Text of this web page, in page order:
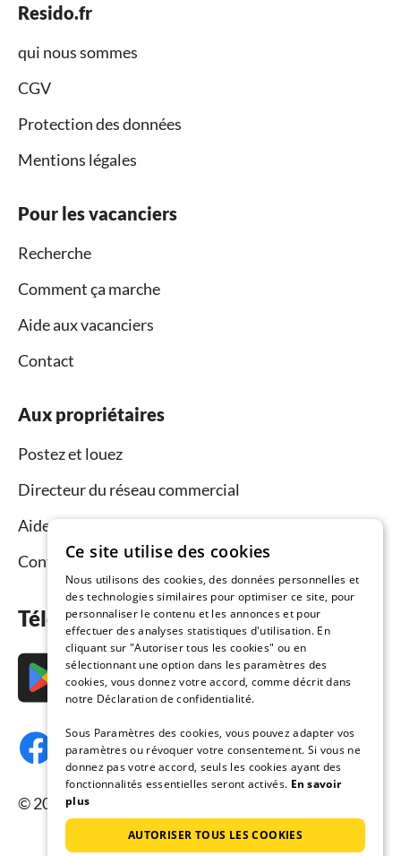
Resido.fr
qui nous sommes
CGV
Protection des données
Mentions légales
Pour les vacanciers
Recherche
Comment ça marche
Aide aux vacanciers
Contact
Aux propriétaires
Postez et louez
Directeur du réseau commercial
Aide aux propriétaires
Contact
Téléchargez l’application maintenant
© 2026 Resido.fr, tous droits réservés.
Ce site utilise des cookies
Nous utilisons des cookies, des données personnelles et
des technologies similaires pour optimiser ce site, pour
personnaliser le contenu et les annonces et pour
effectuer des analyses statistiques d'utilisation. En
cliquant sur "Autoriser tous les cookies" ou en
sélectionnant une option dans les paramètres des
cookies, vous donnez votre accord, comme décrit dans
notre Déclaration de confidentialité.
Sous Paramètres des cookies, vous pouvez adapter vos
paramètres ou révoquer votre consentement. Si vous ne
donnez pas votre accord, seuls les cookies ayant des
fonctionnalités essentielles seront activés. En savoir
plus
AUTORISER TOUS LES COOKIES